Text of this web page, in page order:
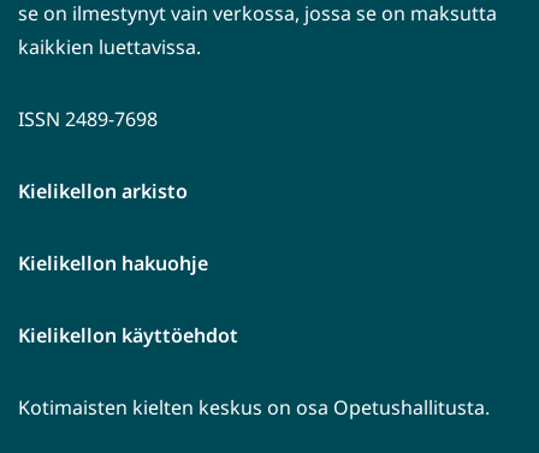
se on ilmestynyt vain verkossa, jossa se on maksutta
kaikkien luettavissa.
ISSN 2489-7698
Kielikellon arkisto
Kielikellon hakuohje
Kielikellon käyttöehdot
Kotimaisten kielten keskus on osa Opetushallitusta.